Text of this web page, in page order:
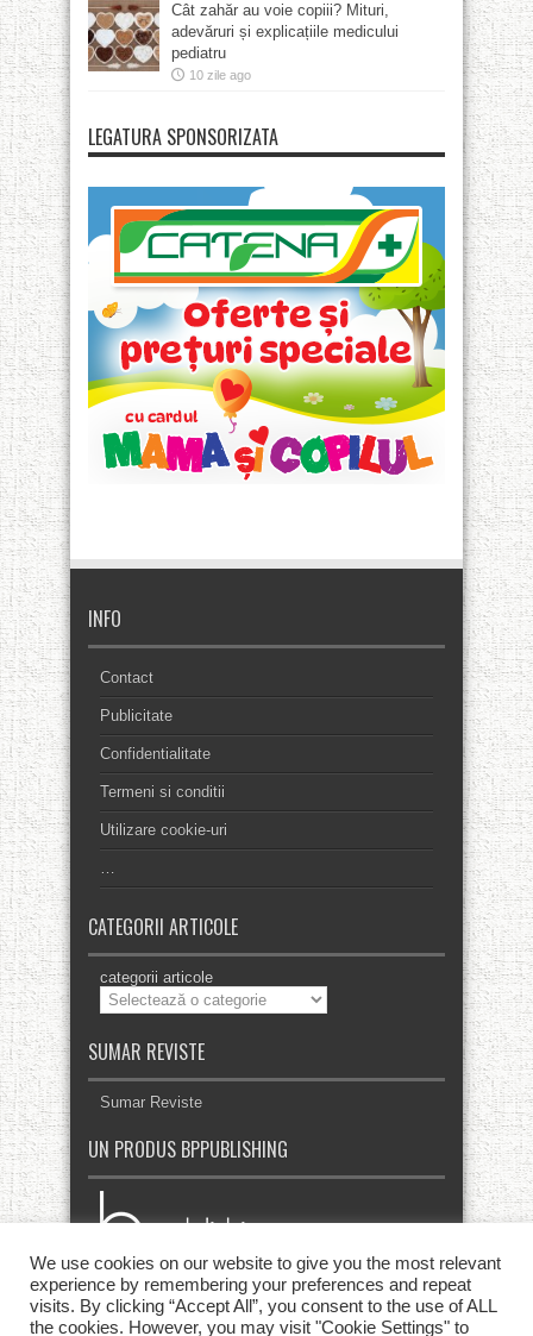
Cât zahăr au voie copiii? Mituri,
adevăruri și explicațiile medicului
pediatru
10 zile ago
LEGATURA SPONSORIZATA
INFO
Contact
Publicitate
Confidentialitate
Termeni si conditii
Utilizare cookie-uri
…
CATEGORII ARTICOLE
categorii articole
SUMAR REVISTE
Sumar Reviste
UN PRODUS BPPUBLISHING
We use cookies on our website to give you the most relevant
experience by remembering your preferences and repeat
visits. By clicking “Accept All”, you consent to the use of ALL
the cookies. However, you may visit "Cookie Settings" to